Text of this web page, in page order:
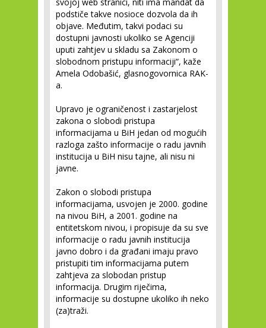
podstiče takve nosioce dozvola da ih
objave. Međutim, takvi podaci su
dostupni javnosti ukoliko se Agenciji
uputi zahtjev u skladu sa Zakonom o
slobodnom pristupu informaciji“, kaže
Amela Odobašić, glasnogovornica RAK-
a.
Upravo je ograničenost i zastarjelost
zakona o slobodi pristupa
informacijama u BiH jedan od mogućih
razloga zašto informacije o radu javnih
institucija u BiH nisu tajne, ali nisu ni
javne.
Zakon o slobodi pristupa
informacijama, usvojen je 2000. godine
na nivou BiH, a 2001. godine na
entitetskom nivou, i propisuje da su sve
informacije o radu javnih institucija
javno dobro i da građani imaju pravo
pristupiti tim informacijama putem
zahtjeva za slobodan pristup
informacija. Drugim riječima,
informacije su dostupne ukoliko ih neko
(za)traži.